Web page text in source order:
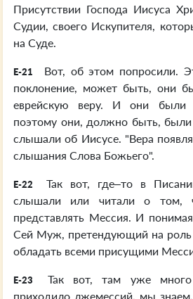
Присутствии Господа Иисуса
Судии, своего Искупителя,
на Суде.
E-21
Вот, об этом попросили.
поклонение, может быть, они
еврейскую веру. И они были
поэтому они, должно быть,
слышали об Иисусе. "Вера
слышания Слова Божьего".
E-22
Так вот, где–то в
слышали или читали о том,
представлять Мессия. И
Сей Муж, претендующий на
обладать всеми присущими
E-23
Так вот, там уже
приходило лжемессий, мы